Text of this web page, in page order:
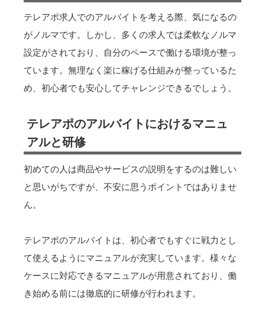
テレアポ求人でのアルバイトを考える際、気になるの
がノルマです。しかし、多くの求人では柔軟なノルマ
設定がされており、自分のペースで働ける環境が整っ
ています。無理なく楽に稼げる仕組みが整っているた
め、初心者でも安心してチャレンジできるでしょう。
テレアポのアルバイトにおけるマニュ
アルと研修
初めての人は商品やサービスの説明をするのは難しい
と思いがちですが、不安に思うポイントではありませ
ん。
テレアポのアルバイトは、初心者でもすぐに戦力とし
て使えるようにマニュアルが充実しています。様々な
ケースに対応できるマニュアルが用意されており、働
き始める前には徹底的に研修が行われます。